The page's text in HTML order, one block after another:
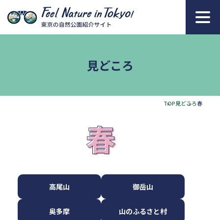
見どころ
TOP見どころ春
高尾山 御岳山
奥多摩 山のふるさと村